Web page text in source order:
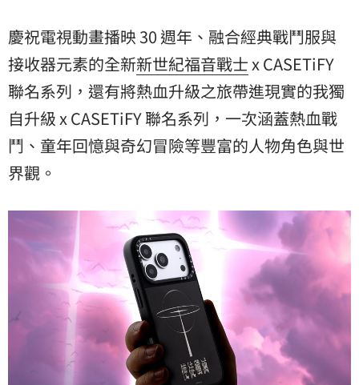
慶祝電視動畫播映 30 週年、融合經典戰鬥服與
接收器元素的全新新世紀福音戰士x CASETiFY
聯名系列，還有將熱血升級之旅帶進現實的我獨
自升級x CASETiFY 聯名系列，一次涵蓋熱血戰
鬥、童年回憶與奇幻冒險等豐富的人物角色與世
界觀。